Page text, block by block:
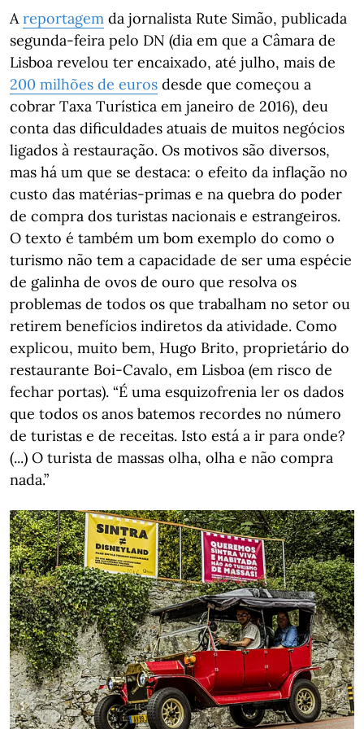
Areportagem da jornalista Rute Simão, publicada
segunda-feira pelo DN (dia em que a Câmara de
Lisboa revelou ter encaixado, até julho, mais de
200 milhões de euros desde que começou a
cobrar Taxa Turística em janeiro de 2016), deu
conta das dificuldades atuais de muitos negócios
ligados à restauração. Os motivos são diversos,
mas há um que se destaca: o efeito da inflação no
custo das matérias-primas e na quebra do poder
de compra dos turistas nacionais e estrangeiros.
O texto é também um bom exemplo do como o
turismo não tem a capacidade de ser uma espécie
de galinha de ovos de ouro que resolva os
problemas de todos os que trabalham no setor ou
retirem benefícios indiretos da atividade. Como
explicou, muito bem, Hugo Brito, proprietário do
restaurante Boi-Cavalo, em Lisboa (em risco de
fechar portas). “É uma esquizofrenia ler os dados
que todos os anos batemos recordes no número
de turistas e de receitas. Isto está a ir para onde?
(...) O turista de massas olha, olha e não compra
nada.”